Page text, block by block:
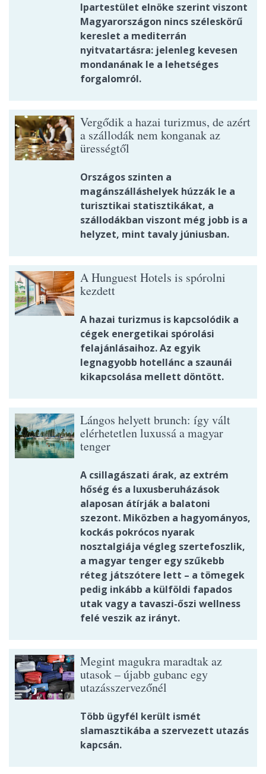
Ipartestület elnöke szerint viszont
Magyarországon nincs széleskörű
kereslet a mediterrán
nyitvatartásra: jelenleg kevesen
mondanának le a lehetséges
forgalomról.
Vergődik a hazai turizmus, de azért
a szállodák nem konganak az
ürességtől
Országos szinten a
magánszálláshelyek húzzák le a
turisztikai statisztikákat, a
szállodákban viszont még jobb is a
helyzet, mint tavaly júniusban.
A Hunguest Hotels is spórolni
kezdett
A hazai turizmus is kapcsolódik a
cégek energetikai spórolási
felajánlásaihoz. Az egyik
legnagyobb hotellánc a szaunái
kikapcsolása mellett döntött.
Lángos helyett brunch: így vált
elérhetetlen luxussá a magyar
tenger
A csillagászati árak, az extrém
hőség és a luxusberuházások
alaposan átírják a balatoni
szezont. Miközben a hagyományos,
kockás pokrócos nyarak
nosztalgiája végleg szertefoszlik,
a magyar tenger egy szűkebb
réteg játszótere lett – a tömegek
pedig inkább a külföldi fapados
utak vagy a tavaszi-őszi wellness
felé veszik az irányt.
Megint magukra maradtak az
utasok – újabb gubanc egy
utazásszervezőnél
Több ügyfél került ismét
slamasztikába a szervezett utazás
kapcsán.